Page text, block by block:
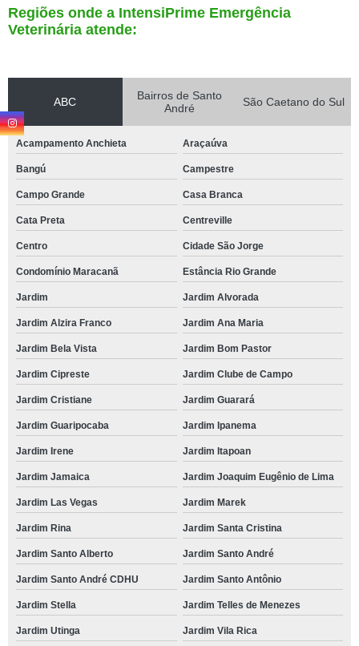
Regiões onde a IntensiPrime Emergência
Veterinária atende:
ABC
Bairros de Santo
André
São Caetano do Sul
Acampamento Anchieta Araçaúva
Bangú Campestre
Campo Grande Casa Branca
Cata Preta Centreville
Centro Cidade São Jorge
Condomínio Maracanã Estância Rio Grande
Jardim Jardim Alvorada
Jardim Alzira Franco Jardim Ana Maria
Jardim Bela Vista Jardim Bom Pastor
Jardim Cipreste Jardim Clube de Campo
Jardim Cristiane Jardim Guarará
Jardim Guaripocaba Jardim Ipanema
Jardim Irene Jardim Itapoan
Jardim Jamaica Jardim Joaquim Eugênio de Lima
Jardim Las Vegas Jardim Marek
Jardim Rina Jardim Santa Cristina
Jardim Santo Alberto Jardim Santo André
Jardim Santo André CDHU Jardim Santo Antônio
Jardim Stella Jardim Telles de Menezes
Jardim Utinga Jardim Vila Rica